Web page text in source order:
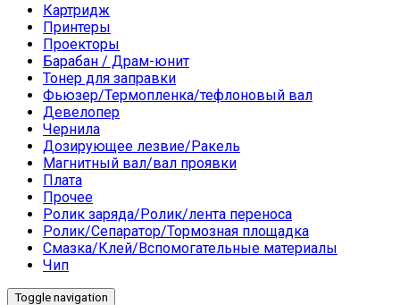
Картридж
Принтеры
Проекторы
Барабан / Драм-юнит
Тонер для заправки
Фьюзер/Термопленка/тефлоновый вал
Девелопер
Чернила
Дозирующее лезвие/Ракель
Магнитный вал/вал проявки
Плата
Прочее
Ролик заряда/Ролик/лента переноса
Ролик/Сепаратор/Тормозная площадка
Смазка/Клей/Вспомогательные материалы
Чип
Toggle navigation